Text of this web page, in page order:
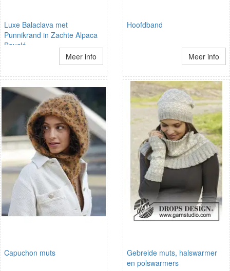
Luxe Balaclava met
Punnikrand in Zachte Alpaca
Bouclé
Meer info
Hoofdband
Meer info
Capuchon muts
Gebreide muts, halswarmer
en polswarmers